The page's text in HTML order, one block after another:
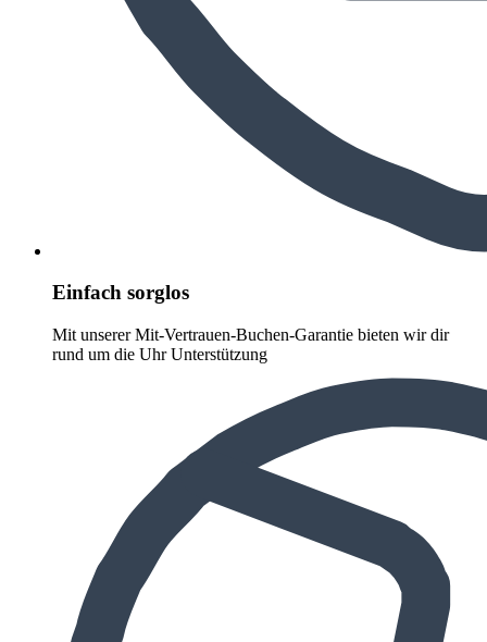
Einfach sorglos
Mit unserer Mit-Vertrauen-Buchen-Garantie bieten wir dir
rund um die Uhr Unterstützung